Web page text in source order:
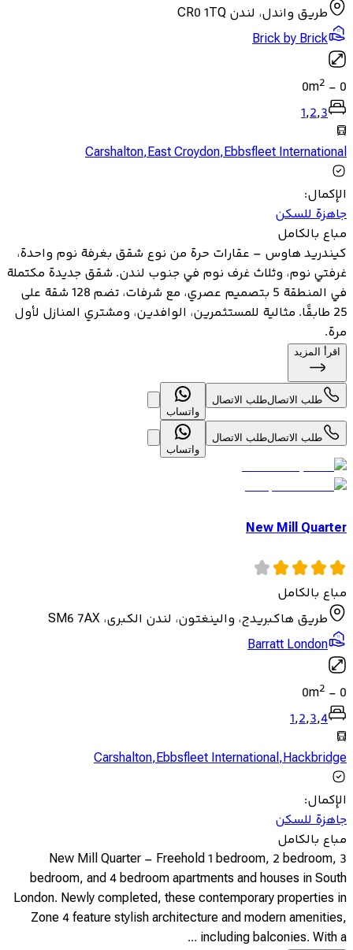
طريق واندل، لندن CR0 1TQ
Brick by Brick
0
-
0m2
1,2,3
Carshalton,East Croydon,Ebbsfleet International
الإكمال:
جاهزة للسكن
مباع بالكامل
كيندريد هاوس – عقارات حرة من نوع شقق بغرفة نوم واحدة،
غرفتي نوم، وثلاث غرف نوم في جنوب لندن. شقق جديدة مكتملة
في المنطقة 5 بتصميم عصري، مع شرفات، تضم 128 شقة على
25 طابقًا. مثالية للمستثمرين، الوافدين، ومشتري المنازل لأول
مرة.
اقرأ المزيد
طلب الاتصالطلب الاتصال
واتساب
طلب الاتصالطلب الاتصال
واتساب
New Mill Quarter
مباع بالكامل
طريق هاكبريدج، والينغتون، لندن الكبرى، SM6 7AX
Barratt London
0
-
0m2
1,2,3,4
Carshalton,Ebbsfleet International,Hackbridge
الإكمال:
جاهزة للسكن
مباع بالكامل
New Mill Quarter – Freehold 1 bedroom, 2 bedroom, 3
bedroom, and 4 bedroom apartments and houses in South
London. Newly completed, these contemporary properties in
Zone 4 feature stylish architecture and modern amenities,
including balconies. With a ...